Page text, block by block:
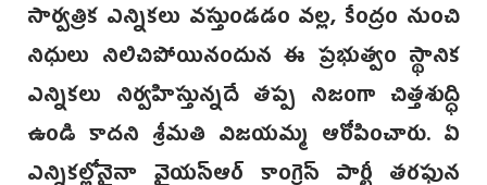
సార్వత్రిక ఎన్నికలు వస్తుండడం వల్ల, కేంద్రం నుంచి
నిధులు నిలిచిపోయినందున ఈ ప్రభుత్వం స్థానిక
ఎన్నికలు నిర్వహిస్తున్నదే తప్ప నిజంగా చిత్తశుద్ధి
ఉండి కాదని శ్రీమతి విజయమ్మ ఆరోపించారు. ఏ
ఎన్నికల్లోనైనా వైయస్‌ఆర్‌ కాంగ్రెస్‌ పార్టీ తరఫున